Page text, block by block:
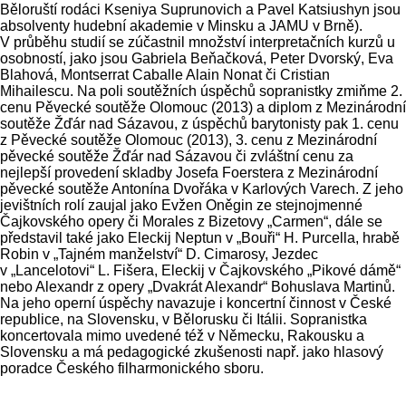
Běloruští rodáci Kseniya Suprunovich a Pavel Katsiushyn jsou
absolventy hudební akademie v Minsku a JAMU v Brně).
V průběhu studií se zúčastnil množství interpretačních kurzů u
osobností, jako jsou Gabriela Beňačková, Peter Dvorský, Eva
Blahová, Montserrat Caballe Alain Nonat či Cristian
Mihailescu. Na poli soutěžních úspěchů sopranistky zmiňme 2.
cenu Pěvecké soutěže Olomouc (2013) a diplom z Mezinárodní
soutěže Žďár nad Sázavou, z úspěchů barytonisty pak 1. cenu
z Pěvecké soutěže Olomouc (2013), 3. cenu z Mezinárodní
pěvecké soutěže Žďár nad Sázavou či zvláštní cenu za
nejlepší provedení skladby Josefa Foerstera z Mezinárodní
pěvecké soutěže Antonína Dvořáka v Karlových Varech. Z jeho
jevištních rolí zaujal jako Evžen Oněgin ze stejnojmenné
Čajkovského opery či Morales z Bizetovy „Carmen“, dále se
představil také jako Eleckij Neptun v „Bouři“ H. Purcella, hrabě
Robin v „Tajném manželství“ D. Cimarosy, Jezdec
v „Lancelotovi“ L. Fišera, Eleckij v Čajkovského „Pikové dámě“
nebo Alexandr z opery „Dvakrát Alexandr“ Bohuslava Martinů.
Na jeho operní úspěchy navazuje i koncertní činnost v České
republice, na Slovensku, v Bělorusku či Itálii. Sopranistka
koncertovala mimo uvedené též v Německu, Rakousku a
Slovensku a má pedagogické zkušenosti např. jako hlasový
poradce Českého filharmonického sboru.